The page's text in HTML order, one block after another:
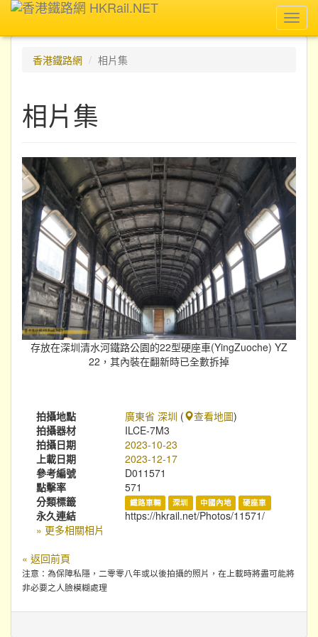
香港鐵路網
相片集
相片集
存放在深圳清水河鐵路公園的22型硬座車(YingZuoche) YZ
22，其內裝在翻新時已全數拆掉
拍攝地點 廣東省 深圳 ( 查看地圖)
拍攝器材
ILCE-7M3
拍攝日期
2023-10-23
上載日期
2023-12-17
參考編號
D011571
點擊率
571
分類標籤
鐵路車輛 深圳 中國內地 硬座車
永久連結
https://hkrail.net/Photos/11571/
» 更多相關相片
« 返回前頁
注意：為保障私隱，二零零八年或以後拍攝的照片，在上載時將盡可能將
非必要之人臉模糊處理